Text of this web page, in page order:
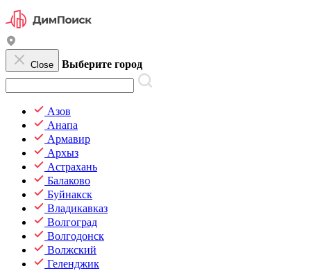
Close Выберите город
Азов
Анапа
Армавир
Архыз
Астрахань
Балаково
Буйнакск
Владикавказ
Волгоград
Волгодонск
Волжский
Геленджик